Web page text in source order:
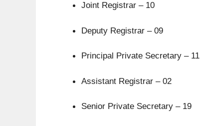
Joint Registrar – 10
Deputy Registrar – 09
Principal Private Secretary – 11
Assistant Registrar – 02
Senior Private Secretary – 19